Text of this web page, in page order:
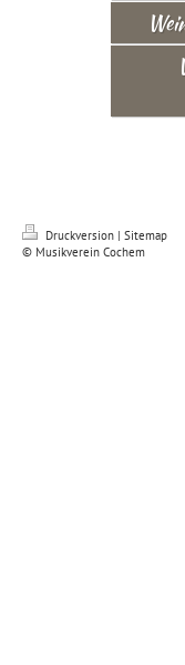
Druckversion | Sitemap
© Musikverein Cochem